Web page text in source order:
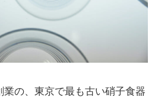
業の、東京で最も古い硝子食器